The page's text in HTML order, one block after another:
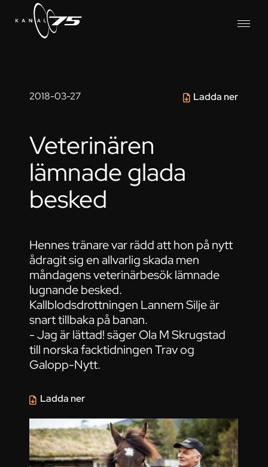
2018-03-27 Ladda ner
Veterinären
lämnade glada
besked
Hennes tränare var rädd att hon på nytt
ådragit sig en allvarlig skada men
måndagens veterinärbesök lämnade
lugnande besked.
Kallblodsdrottningen Lannem Silje är
snart tillbaka på banan.
- Jag är lättad! säger Ola M Skrugstad
till norska facktidningen Trav og
Galopp-Nytt.
Ladda ner